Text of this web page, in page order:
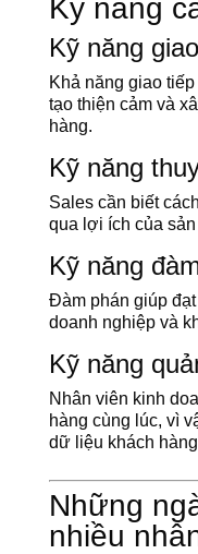
Kỹ năng
Kỹ năng
Khả năng giao
tạo thiện cảm và
hàng.
Kỹ năng
Sales cần biết
qua lợi ích của
Kỹ năng
Đàm phán giúp
doanh nghiệp và
Kỹ năng
Nhân viên kinh
hàng cùng lúc, vì
dữ liệu khách
Những
nhiều